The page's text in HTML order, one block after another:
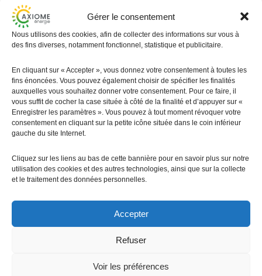
Gérer le consentement
Nous utilisons des cookies, afin de collecter des informations sur vous à
des fins diverses, notamment fonctionnel, statistique et publicitaire.
En cliquant sur « Accepter », vous donnez votre consentement à toutes les
fins énoncées. Vous pouvez également choisir de spécifier les finalités
auxquelles vous souhaitez donner votre consentement. Pour ce faire, il
vous suffit de cocher la case située à côté de la finalité et d’appuyer sur «
Enregistrer les paramètres ». Vous pouvez à tout moment révoquer votre
consentement en cliquant sur la petite icône située dans le coin inférieur
gauche du site Internet.
Cliquez sur les liens au bas de cette bannière pour en savoir plus sur notre
utilisation des cookies et des autres technologies, ainsi que sur la collecte
et le traitement des données personnelles.
Accepter
Refuser
Voir les préférences
K2, IRFTS…
Nos garanties pour les particuliers :
Qualité et transparence
Rappel rapide sous 48h
Vous réalisez votre simulation sur notre
site, et nous nous engageons à vous
rappeler dans les 48h.